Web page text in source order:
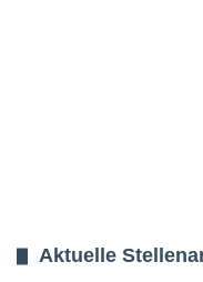
Aktuelle